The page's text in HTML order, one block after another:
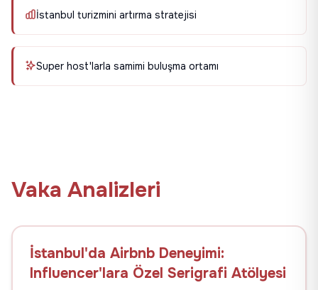
İstanbul turizmini artırma stratejisi
Super host'larla samimi buluşma ortamı
Vaka Analizleri
İstanbul'da Airbnb Deneyimi:
Influencer'lara Özel Serigrafi Atölyesi